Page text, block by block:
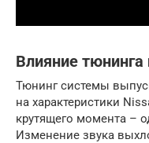
Влияние тюнинга
Тюнинг системы
на характеристики
крутящего момента –
Изменение звука